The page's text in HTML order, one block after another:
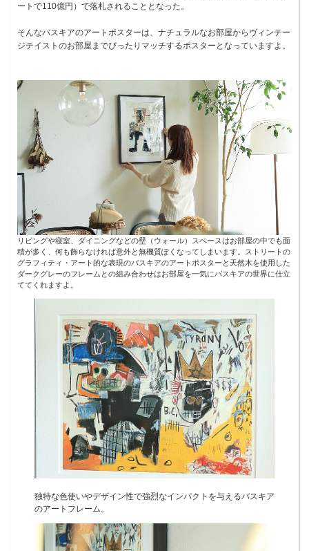
ートで110億円）で落札されることとなった。
そんなバスキアのアートポスターは、ナチュラルなお部屋からヴィンテー
ジテイストのお部屋までぴったりマッチするポスターとなっていますよ。
リビングや寝室、ダイニングなどの壁（ウォール）スペースはお部屋の中でも面
積が多く、何も飾らなければ意外と無機質ぽくなってしまいます。ストリートの
グラフィティ・アート的な表現のバスキアのアートポスターと天然木を使用した
ダークグレーのフレームとの組み合わせはお部屋を一気にバスキアの世界に仕立
ててくれますよ。
独特な色使いやデザイン性で強烈なインパクトを与えるバスキア
のアートフレーム。